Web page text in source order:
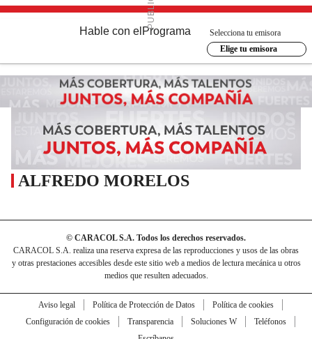
Hable con el Programa
Selecciona tu emisora
Elige tu emisora
ALFREDO MORELOS
© CARACOL S.A. Todos los derechos reservados.
CARACOL S.A. realiza una reserva expresa de las reproducciones y usos de las obras
y otras prestaciones accesibles desde este sitio web a medios de lectura mecánica u otros
medios que resulten adecuados.
Aviso legal Política de Protección de Datos
Política de cookies
Configuración de cookies
Transparencia Soluciones W
Teléfonos